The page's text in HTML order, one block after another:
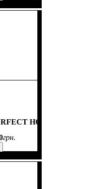
HOME
грн.